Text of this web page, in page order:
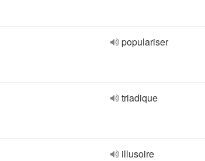
populariser
triadique
illusoire